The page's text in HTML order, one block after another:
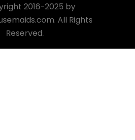
2016-2025 by
All Rights
Reserved.